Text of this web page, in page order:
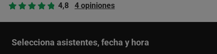
4,8 4 opiniones
Selecciona asistentes, fecha y hora